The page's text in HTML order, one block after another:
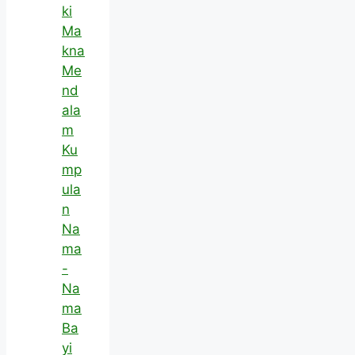
ki
Ma
kna
Me
nd
ala
m
Ku
mp
ula
n
Na
ma
-
Na
ma
Ba
yi